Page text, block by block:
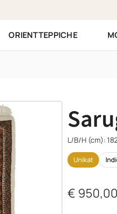
Zustellung am selben Werktag in
ORIENTTEPPICHE
L/B/H (cm):
Unikat
€ 950,00